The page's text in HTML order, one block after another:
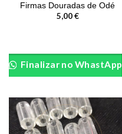
Firmas Douradas de Odé
5,00€
Finalizar no WhastApp